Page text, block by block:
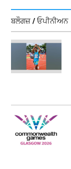
ਬਲੌਗਜ਼ / ਓਪੀਨੀਅਨ